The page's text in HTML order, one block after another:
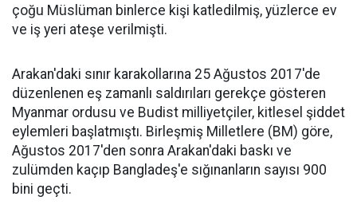
çoğu Müslüman binlerce kişi katledilmiş, yüzlerce ev
ve iş yeri ateşe verilmişti.
Arakan'daki sınır karakollarına 25 Ağustos 2017'de
düzenlenen eş zamanlı saldırıları gerekçe gösteren
Myanmar ordusu ve Budist milliyetçiler, kitlesel şiddet
eylemleri başlatmıştı. Birleşmiş Milletlere (BM) göre,
Ağustos 2017'den sonra Arakan'daki baskı ve
zulümden kaçıp Bangladeş'e sığınanların sayısı 900
bini geçti.